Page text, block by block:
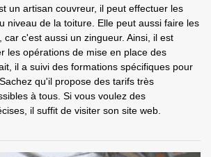
un artisan couvreur, il peut effectuer les
niveau de la toiture. Elle peut aussi faire les
car c'est aussi un zingueur. Ainsi, il est
les opérations de mise en place des
il a suivi des formations spécifiques pour
qu'il propose des tarifs très
à tous. Si vous voulez des
il suffit de visiter son site web.